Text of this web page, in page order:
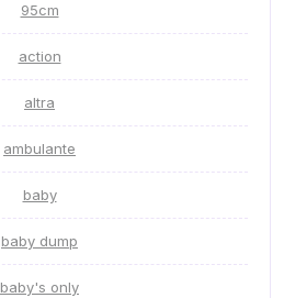
95cm
action
altra
ambulante
baby
baby dump
baby's only